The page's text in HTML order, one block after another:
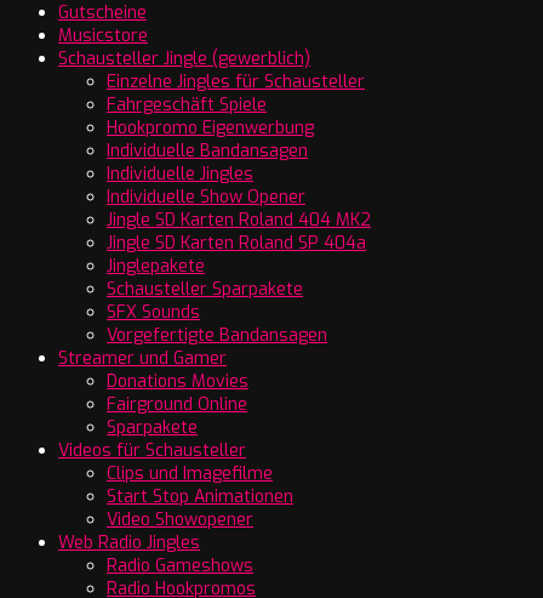
Gutscheine
Musicstore
Schausteller Jingle (gewerblich)
Einzelne Jingles für Schausteller
Fahrgeschäft Spiele
Hookpromo Eigenwerbung
Individuelle Bandansagen
Individuelle Jingles
Individuelle Show Opener
Jingle SD Karten Roland 404 MK2
Jingle SD Karten Roland SP 404a
Jinglepakete
Schausteller Sparpakete
SFX Sounds
Vorgefertigte Bandansagen
Streamer und Gamer
Donations Movies
Fairground Online
Sparpakete
Videos für Schausteller
Clips und Imagefilme
Start Stop Animationen
Video Showopener
Web Radio Jingles
Radio Gameshows
Radio Hookpromos